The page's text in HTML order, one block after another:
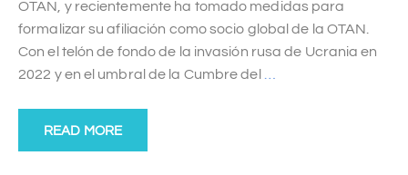
OTAN, y recientemente ha tomado medidas para
formalizar su afiliación como socio global de la OTAN.
Con el telón de fondo de la invasión rusa de Ucrania en
2022 y en el umbral de la Cumbre del
READ MORE